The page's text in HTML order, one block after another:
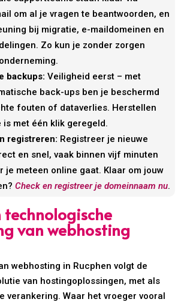
om al je vragen te beantwoorden, en
bij migratie, e-maildomeinen en
Zo kun je zonder zorgen
backups: Veiligheid eerst – met
back-ups ben je beschermd
fouten of dataverlies. Herstellen
is met één klik geregeld.
registreren: Registreer je nieuwe
en snel, vaak binnen vijf minuten
je meteen online gaat. Klaar om jouw
Check en registreer je domeinnaam nu.
technologische
van webhosting
webhosting in Rucphen volgt de
van hostingoplossingen, met als
verankering. Waar het vroeger vooral